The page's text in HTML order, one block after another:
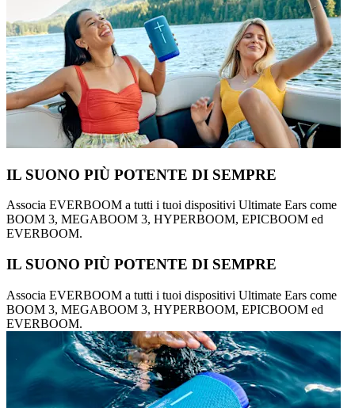
IL SUONO PIÙ POTENTE DI SEMPRE
Associa EVERBOOM a tutti i tuoi dispositivi Ultimate Ears come
BOOM 3, MEGABOOM 3, HYPERBOOM, EPICBOOM ed
EVERBOOM.
IL SUONO PIÙ POTENTE DI SEMPRE
Associa EVERBOOM a tutti i tuoi dispositivi Ultimate Ears come
BOOM 3, MEGABOOM 3, HYPERBOOM, EPICBOOM ed
EVERBOOM.